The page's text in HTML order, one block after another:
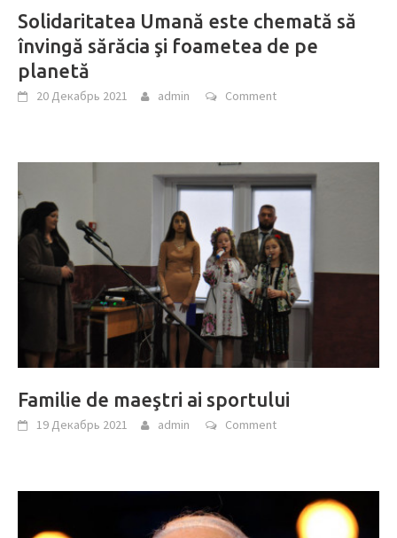
Solidaritatea Umană este chemată să
învingă sărăcia şi foametea de pe
planetă
20 Декабрь 2021 admin Comment
Familie de maeştri ai sportului
19 Декабрь 2021 admin Comment